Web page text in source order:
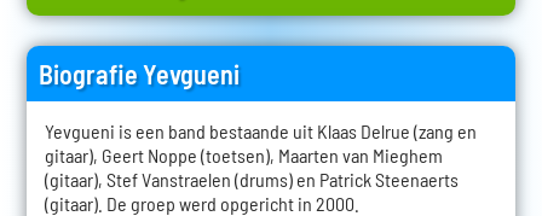
Biografie Yevgueni
Yevgueni is een band bestaande uit Klaas Delrue (zang en
gitaar), Geert Noppe (toetsen), Maarten van Mieghem
(gitaar), Stef Vanstraelen (drums) en Patrick Steenaerts
(gitaar). De groep werd opgericht in 2000.